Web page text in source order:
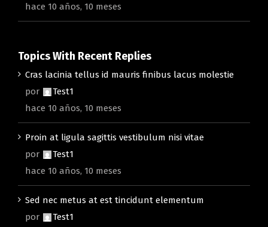
hace 10 años, 10 meses
Topics With Recent Replies
Cras lacinia tellus id mauris finibus lacus molestie
por
Test1
hace 10 años, 10 meses
Proin at ligula sagittis vestibulum nisi vitae
por
Test1
hace 10 años, 10 meses
Sed nec metus at est tincidunt elementum
por
Test1